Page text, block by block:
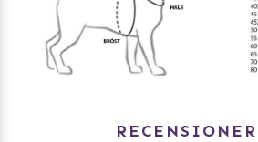
bulldog-typ
RECENSIONER